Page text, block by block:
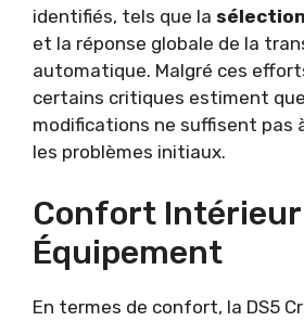
identifiés, tels que la
et la réponse globale de la
automatique. Malgré ces
certains critiques estiment
modifications ne suffisent pas
les problèmes initiaux.
Confort
Équipement
En termes de confort, la DS5